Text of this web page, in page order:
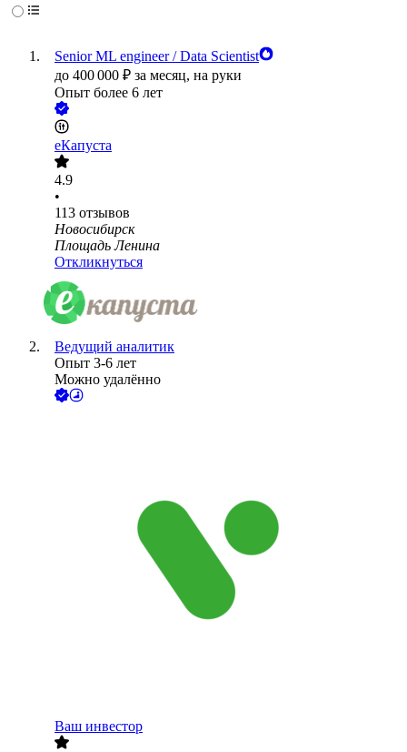
Senior ML engineer / Data Scientist
до 400 000 ₽ за месяц, на руки
Опыт более 6 лет
еКапуста
4.9
•
113 отзывов
Новосибирск
Площадь Ленина
Откликнуться
Ведущий аналитик
Опыт 3-6 лет
Можно удалённо
Ваш инвестор